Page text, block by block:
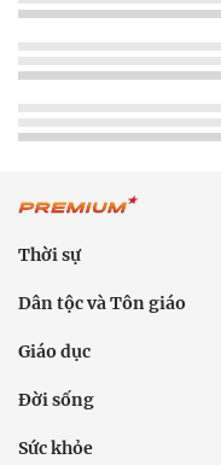
Thời sự
Dân tộc và Tôn giáo
Giáo dục
Đời sống
Sức khỏe